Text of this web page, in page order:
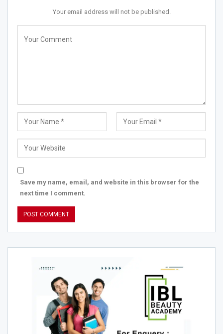
Your email address will not be published.
Save my name, email, and website in this browser for the
next time I comment.